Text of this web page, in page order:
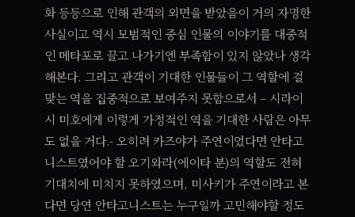
화 등등으로 인해 관객의 외면을 받았음이 거의 자명한
사실이고 역시 모범적인 중심 인물의 이야기를 대중적
인 메타포로 끌고 나가기엔 부족함이 있지 않았나 생각
해본다. 그리고 관객이 기대한 인물들이 그 역할에 걸
맞는 역을 집중적으로 보여주지 못함으로서 – 시라이
시 미호에게 이렇게 가정적인 역을 기대한 사람은 아무
도 없을 거다.- 오히려 카즈야가 주연이었다면 안타고
니스트였어야 할 오기와라(에이타 분)의 역할도 전혀
기대치에 미치지 못하였으며, 미사키가 주연이라고 본
다면 당연 안타고니스트는 누구일까 고민해야할 정도